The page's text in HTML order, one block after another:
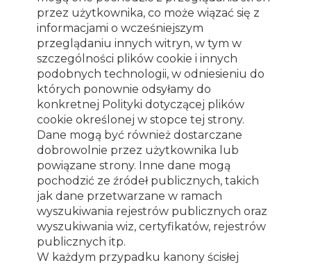
przez użytkownika, co może wiązać się z
informacjami o wcześniejszym
przeglądaniu innych witryn, w tym w
szczególności plików cookie i innych
podobnych technologii, w odniesieniu do
których ponownie odsyłamy do
konkretnej Polityki dotyczącej plików
cookie określonej w stopce tej strony.
Dane mogą być również dostarczane
dobrowolnie przez użytkownika lub
powiązane strony. Inne dane mogą
pochodzić ze źródeł publicznych, takich
jak dane przetwarzane w ramach
wyszukiwania rejestrów publicznych oraz
wyszukiwania wiz, certyfikatów, rejestrów
publicznych itp.
W każdym przypadku kanony ścisłej